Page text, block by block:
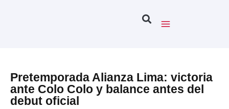
Pretemporada Alianza Lima: victoria
ante Colo Colo y balance antes del
debut oficial